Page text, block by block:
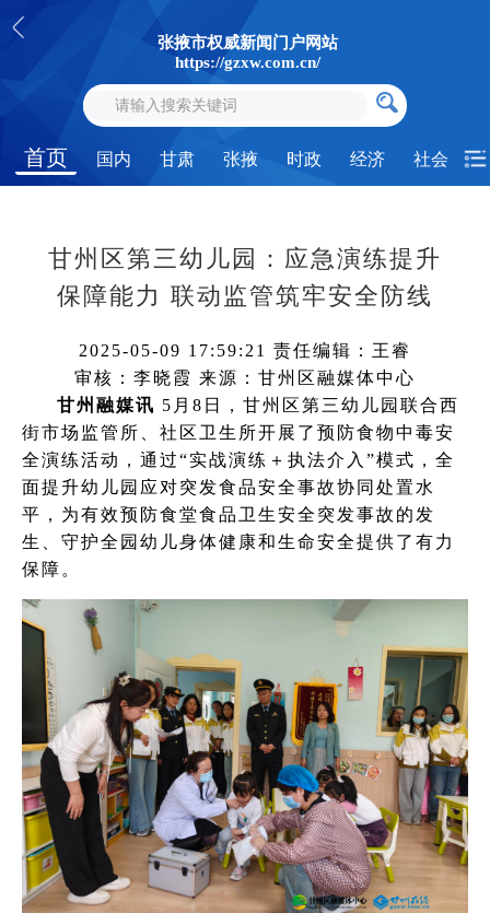
张掖市权威新闻门户网站
https://gzxw.com.cn/
首页 国内 甘肃 张掖 时政 经济 社会
甘州区第三幼儿园：应急演练提升
保障能力 联动监管筑牢安全防线
2025-05-09 17:59:21
责任编辑：王睿
审核：李晓霞 来源：甘州区融媒体中心
甘州融媒讯 5月8日，甘州区第三幼儿园联合西
街市场监管所、社区卫生所开展了预防食物中毒安
全演练活动，通过“实战演练＋执法介入”模式，全
面提升幼儿园应对突发食品安全事故协同处置水
平，为有效预防食堂食品卫生安全突发事故的发
生、守护全园幼儿身体健康和生命安全提供了有力
保障。